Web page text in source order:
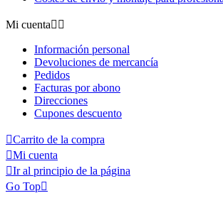
Mi cuenta 
Información personal
Devoluciones de mercancía
Pedidos
Facturas por abono
Direcciones
Cupones descuento
Carrito de la compra
Mi cuenta
Ir al principio de la página
Go Top